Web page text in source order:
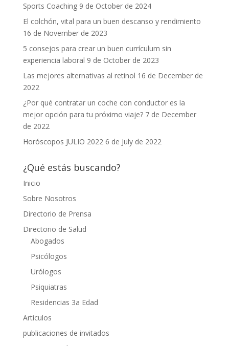
Sports Coaching 9 de October de 2024
El colchón, vital para un buen descanso y rendimiento
16 de November de 2023
5 consejos para crear un buen currículum sin
experiencia laboral 9 de October de 2023
Las mejores alternativas al retinol 16 de December de
2022
¿Por qué contratar un coche con conductor es la
mejor opción para tu próximo viaje? 7 de December
de 2022
Horóscopos JULIO 2022 6 de July de 2022
¿Qué estás buscando?
Inicio
Sobre Nosotros
Directorio de Prensa
Directorio de Salud
Abogados
Psicólogos
Urólogos
Psiquiatras
Residencias 3a Edad
Articulos
publicaciones de invitados